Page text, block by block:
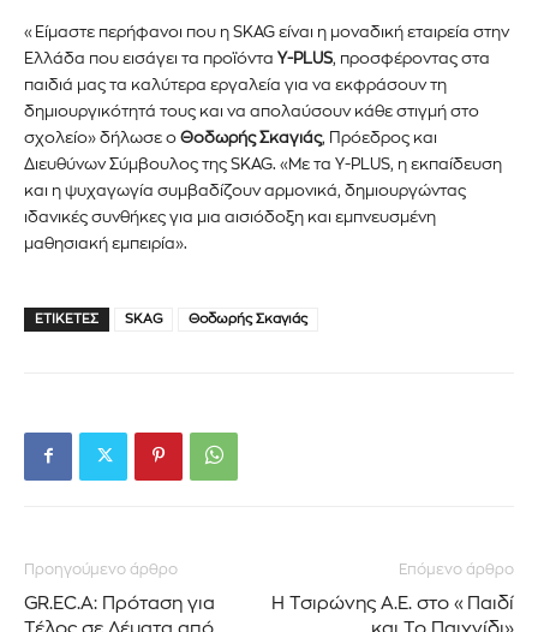
Εγγραφείτε στο Newsletter του
«Είμαστε περήφανοι που η SKAG είναι η μοναδική εταιρεία στην
Ελλάδα που εισάγει τα προϊόντα Y-PLUS, προσφέροντας στα
παιδιά μας τα καλύτερα εργαλεία για να εκφράσουν τη
δημιουργικότητά τους και να απολαύσουν κάθε στιγμή στο
σχολείο» δήλωσε ο Θοδωρής Σκαγιάς, Πρόεδρος και
Διευθύνων Σύμβουλος της SKAG. «Με τα Y-PLUS, η εκπαίδευση
και η ψυχαγωγία συμβαδίζουν αρμονικά, δημιουργώντας
ιδανικές συνθήκες για μια αισιόδοξη και εμπνευσμένη
μαθησιακή εμπειρία».
ΕΤΙΚΈΤΕΣ SKAG Θοδωρής Σκαγιάς
Προηγούμενο άρθρο
GR.EC.A: Πρόταση για
Επόμενο άρθρο
Η Τσιρώνης Α.Ε. στο «Παιδί